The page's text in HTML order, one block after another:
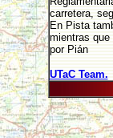
carretera,
En Pista
mientras
por Pián
UTaC Team.